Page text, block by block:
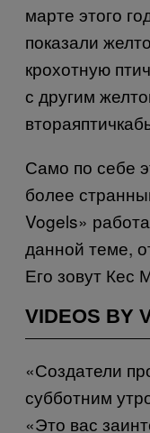
марте этого
показали
крохотную
с другим
втораяптичка
Само по себе
более
Vogels»
данной теме,
Его зовут Кес
VIDEOS BY
«Создатели
субботним
«Это вас